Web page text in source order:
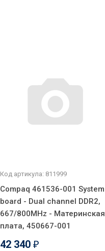
Код артикула: 811999
Compaq 461536-001 System
board - Dual channel DDR2,
667/800MHz - Материнская
плата, 450667-001
42 340 ₽